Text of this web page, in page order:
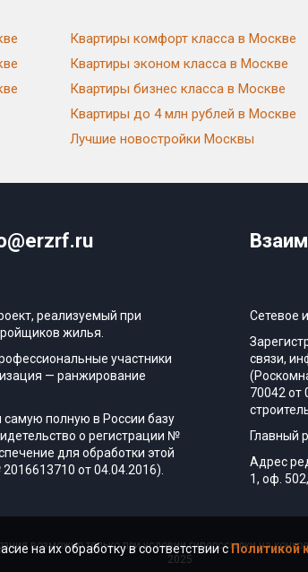
Квартиры комфорт класса в Москве
Квартиры эконом класса в Москве
Квартиры бизнес класса в Москве
Квартиры до 4 млн рублей в Москве
Лучшие новостройки Москвы
реализуемый при
жилья.
участники
— ранжирование
полную в России базу
о регистрации №
для обработки этой
от 04.04.2016).
Сетевое
связи,
70042 от
Главный
Адрес
1, оф. 502,
возможно только при условии гиперссылки на
2025
на их обработку в соответствии сПолитикой